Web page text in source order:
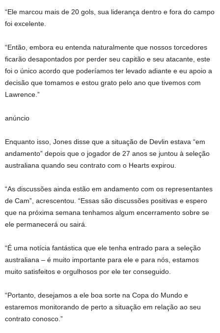
“Ele marcou mais de 20 gols, sua liderança dentro e fora do campo
foi excelente.
“Então, embora eu entenda naturalmente que nossos torcedores
ficarão desapontados por perder seu capitão e seu atacante, este
foi o único acordo que poderíamos ter levado adiante e eu apoio a
decisão que tomamos e estou grato pelo ano que tivemos com
Lawrence.”
anúncio
Enquanto isso, Jones disse que a situação de Devlin estava “em
andamento” depois que o jogador de 27 anos se juntou à seleção
australiana quando seu contrato com o Hearts expirou.
“As discussões ainda estão em andamento com os representantes
de Cam”, acrescentou. “Essas são discussões positivas e espero
que na próxima semana tenhamos algum encerramento sobre se
ele permanecerá ou sairá.
“É uma notícia fantástica que ele tenha entrado para a seleção
australiana – é muito importante para ele e para nós, estamos
muito satisfeitos e orgulhosos por ele ter conseguido.
“Portanto, desejamos a ele boa sorte na Copa do Mundo e
estaremos monitorando de perto a situação em relação ao seu
contrato conosco.”